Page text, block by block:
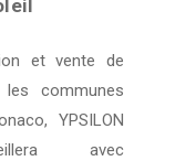
et vente de
communes
YPSILON
avec